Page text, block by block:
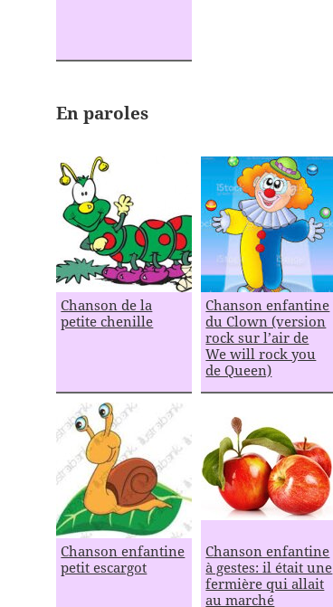
En paroles
Chanson de la
petite chenille
Chanson enfantine
du Clown (version
rock sur l’air de
We will rock you
de Queen)
Chanson enfantine
petit escargot
Chanson enfantine
à gestes: il était une
fermière qui allait
au marché